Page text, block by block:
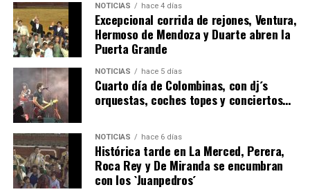
6º DÍA DE LAS FIESTAS COLOMBINAS 2026
hace 3 días Huelvatv
NOTICIAS hace 4 días
Excepcional corrida de rejones, Ventura,
Hermoso de Mendoza y Duarte abren la
Puerta Grande
NOTICIAS hace 5 días
Cuarto día de Colombinas, con dj´s
orquestas, coches topes y conciertos…
NOTICIAS hace 6 días
Histórica tarde en La Merced, Perera,
Roca Rey y De Miranda se encumbran
con los `Juanpedros´